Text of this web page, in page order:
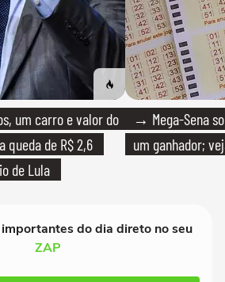
um carro e valor do
queda de R$ 2,6
de Lula
→ Mega-Sena
um ganhador;
do dia direto no seu
ZAP